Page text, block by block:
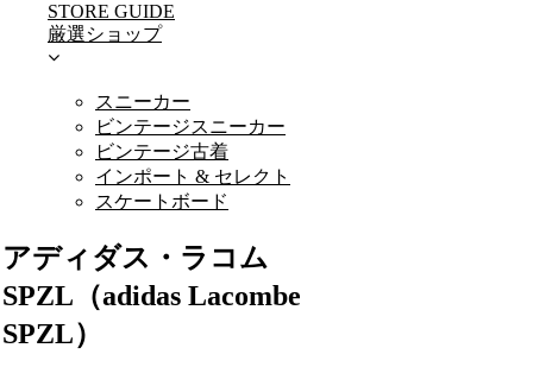
STORE GUIDE
厳選ショップ
スニーカー
ビンテージスニーカー
ビンテージ古着
インポート & セレクト
スケートボード
アディダス・ラコム
SPZL（adidas Lacombe
SPZL）